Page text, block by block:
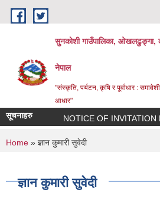
Skip to main content
सुनकोशी गाउँपालिका, ओखलढुङ्गा,
नेपाल
"संस्कृति, पर्यटन, कृषि र पूर्वाधार :
आधार"
सूचनाहरु NOTICE OF INVITATION
You are here
Home » ज्ञान कुमारी सुवेदी
ज्ञान कुमारी सुवेदी